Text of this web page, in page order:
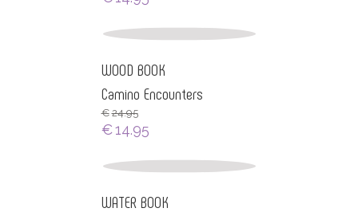
WOOD BOOK
Camino Encounters
€ 24.95
€14.95
WATER BOOK